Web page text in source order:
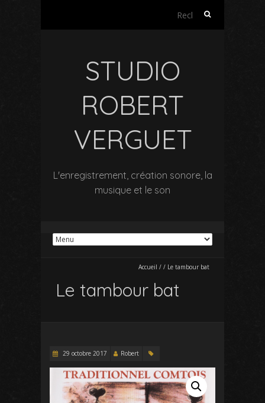
Rechercher :
STUDIO
ROBERT
VERGUET
L'enregistrement, création sonore, la
musique et le son
Accueil / / Le tambour bat
Le tambour bat
29 octobre 2017 Robert